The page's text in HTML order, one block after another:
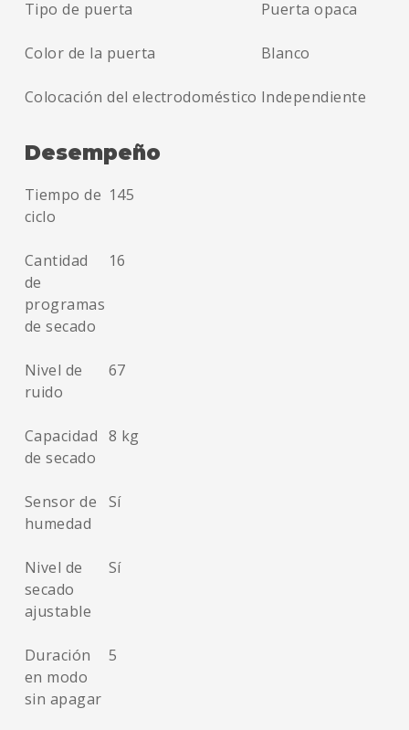
Tipo de puerta Puerta opaca
Color de la puerta Blanco
Colocación del electrodoméstico Independiente
Desempeño
Tiempo de
ciclo
145
Cantidad
de
programas
de secado
16
Nivel de
ruido
67
Capacidad
de secado
8 kg
Sensor de
humedad
Sí
Nivel de
secado
ajustable
Sí
Duración
en modo
sin apagar
5